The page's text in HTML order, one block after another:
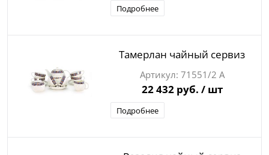
Подробнее
Тамерлан чайный сервиз
71551/2 А
22 432 руб. / шт
Подробнее